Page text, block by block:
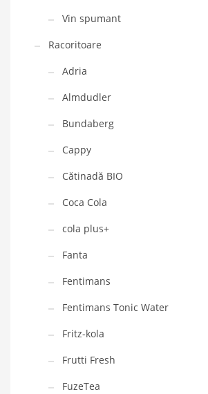
Vin spumant
Racoritoare
Adria
Almdudler
Bundaberg
Cappy
Cătinadă BIO
Coca Cola
cola plus+
Fanta
Fentimans
Fentimans Tonic Water
Fritz-kola
Frutti Fresh
FuzeTea